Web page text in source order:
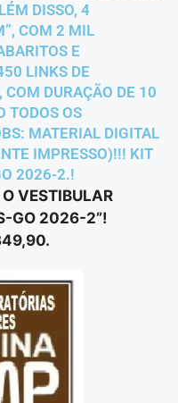
DISSO, 4
COM 2 MIL
E
LINKS DE
COM DURAÇÃO DE 10
TODOS OS
MATERIAL DIGITAL
IMPRESSO)!!! KIT
2026-2.!
VESTIBULAR
GO 2026-2”!